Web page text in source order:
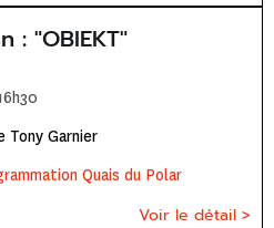
: "OBIEKT"
Tony Garnier
Quais du Polar
Voir le détail >